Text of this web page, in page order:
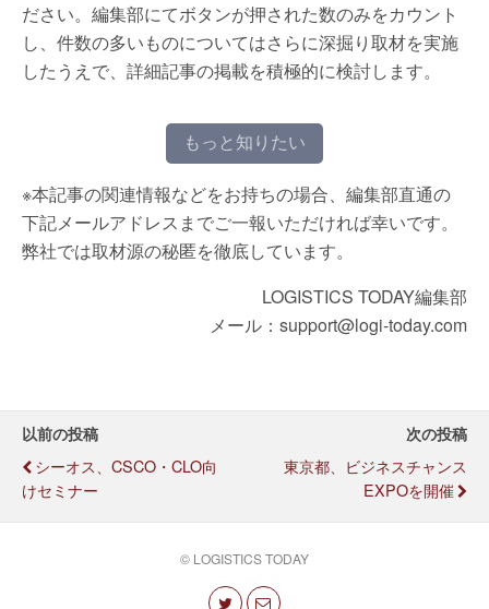
ださい。編集部にてボタンが押された数のみをカウント
し、件数の多いものについてはさらに深掘り取材を実施
したうえで、詳細記事の掲載を積極的に検討します。
もっと知りたい
※本記事の関連情報などをお持ちの場合、編集部直通の
下記メールアドレスまでご一報いただければ幸いです。
弊社では取材源の秘匿を徹底しています。
LOGISTICS TODAY編集部
メール：support@logi-today.com
以前の投稿
シーオス、CSCO・CLO向
けセミナー
次の投稿
東京都、ビジネスチャンス
EXPOを開催
© LOGISTICS TODAY